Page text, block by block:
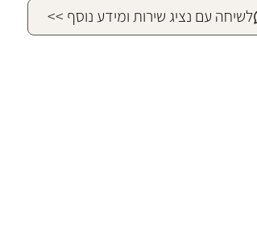
לשיחה עם נציג שירות ומידע נוסף >>